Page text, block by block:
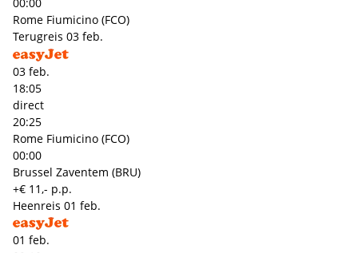
00:00
Rome Fiumicino (FCO)
Terugreis 03 feb.
03 feb.
18:05
direct
20:25
Rome Fiumicino (FCO)
00:00
Brussel Zaventem (BRU)
+€ 11,- p.p.
Heenreis 01 feb.
01 feb.